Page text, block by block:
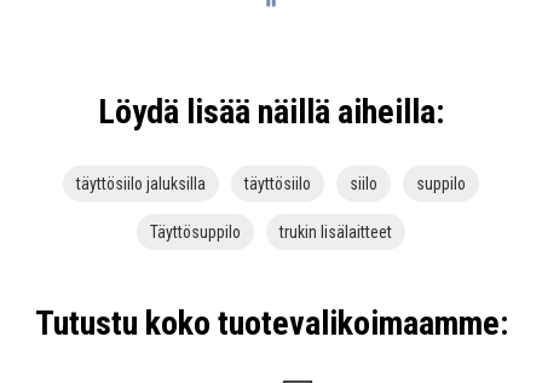
Löydä lisää näillä aiheilla:
täyttösiilo jaluksilla täyttösiilo siilo suppilo
Täyttösuppilo trukin lisälaitteet
Tutustu koko tuotevalikoimaamme: